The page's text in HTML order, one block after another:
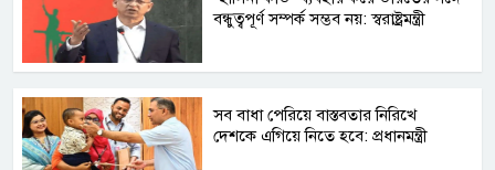
বন্ধুত্বপূর্ণ সম্পর্ক সম্ভব নয়: স্বরাষ্ট্রমন্ত্রী
সব বাধা পেরিয়ে বাস্তবতার নিরিখে
দেশকে এগিয়ে নিতে হবে: প্রধানমন্ত্রী